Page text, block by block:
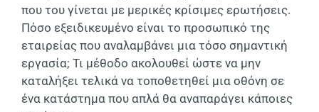
που του γίνεται με μερικές κρίσιμες ερωτήσεις.
Πόσο εξειδικευμένο είναι το προσωπικό της
εταιρείας που αναλαμβάνει μια τόσο σημαντική
εργασία; Τι μέθοδο ακολουθεί ώστε να μην
καταλήξει τελικά να τοποθετηθεί μια οθόνη σε
ένα κατάστημα που απλά θα αναπαράγει κάποιες